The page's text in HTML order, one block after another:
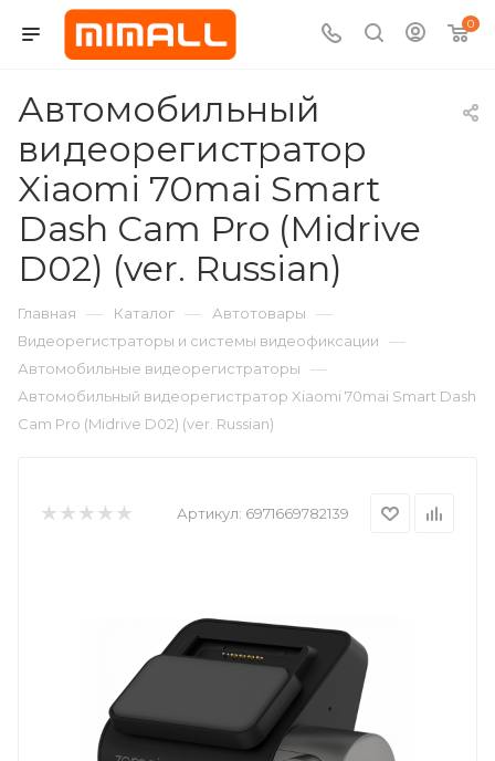
0
Автомобильный
видеорегистратор
Xiaomi 70mai Smart
Dash Cam Pro (Midrive
D02) (ver. Russian)
Главная — Каталог — Автотовары —
Видеорегистраторы и системы видеофиксации —
Автомобильные видеорегистраторы —
Автомобильный видеорегистратор Xiaomi 70mai Smart Dash
Cam Pro (Midrive D02) (ver. Russian)
Артикул: 6971669782139